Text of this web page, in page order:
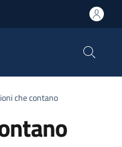
che contano